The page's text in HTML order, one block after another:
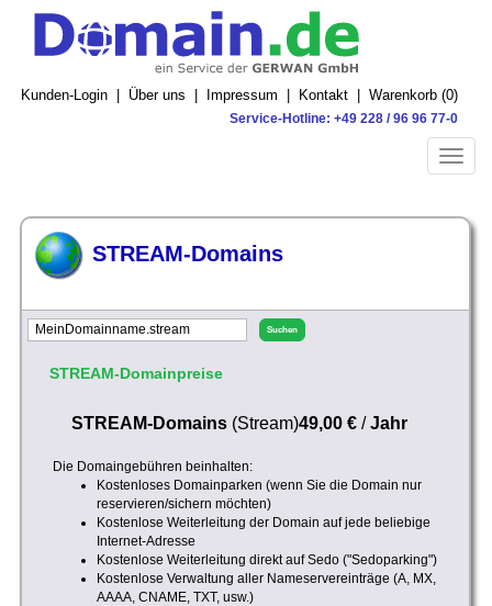
Kunden-Login Über uns Impressum Kontakt Warenkorb (0)
Service-Hotline: +49 228 / 96 96 77-0
Toggle
STREAM-Domains
STREAM-Domainpreise
STREAM-Domains(Stream)49,00 €/Jahr
Die Domaingebühren beinhalten:
Kostenloses Domainparken (wenn Sie die Domain nur
reservieren/sichern möchten)
Kostenlose Weiterleitung der Domain auf jede beliebige
Internet-Adresse
Kostenlose Weiterleitung direkt auf Sedo ("Sedoparking")
Kostenlose Verwaltung aller Nameservereinträge (A, MX,
AAAA, CNAME, TXT, usw.)